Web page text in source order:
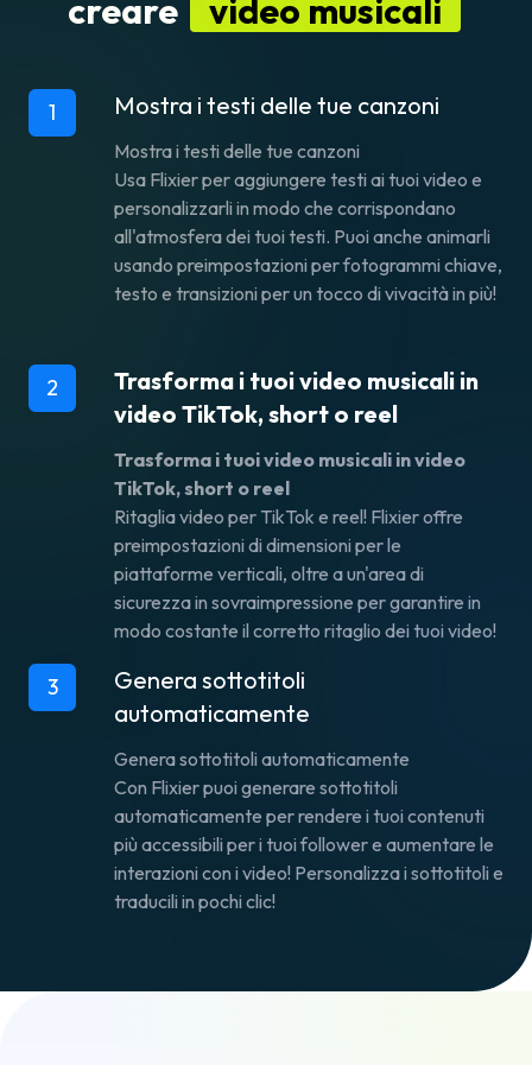
creare
video musicali
1 Mostra i testi delle tue canzoni
Mostra i testi delle tue canzoni
Usa Flixier peraggiungere testi ai tuoi video e
personalizzarli in modo che corrispondano
all'atmosfera dei tuoi testi. Puoi anche animarli
usando preimpostazioni per fotogrammi chiave,
testo e transizioni per un tocco di vivacità in più!
2
Trasforma i tuoi video musicali in
video TikTok, short o reel
Trasforma i tuoi video musicali in video
TikTok, short o reel
Ritaglia video per TikTok e reel! Flixier offre
preimpostazioni di dimensioni per le
piattaforme verticali, oltre a un'area di
sicurezza in sovraimpressione per garantire in
modo costante il corretto ritaglio dei tuoi video!
3
Genera sottotitoli
automaticamente
Genera sottotitoli automaticamente
Con Flixier puoi generare sottotitoli
automaticamente per rendere i tuoi contenuti
più accessibili per i tuoi follower e aumentare le
interazioni con i video! Personalizza i sottotitoli e
traducili in pochi clic!